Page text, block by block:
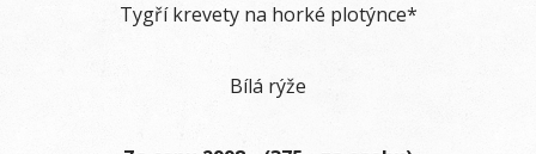
Tygří krevety na horké plotýnce*
Bílá rýže